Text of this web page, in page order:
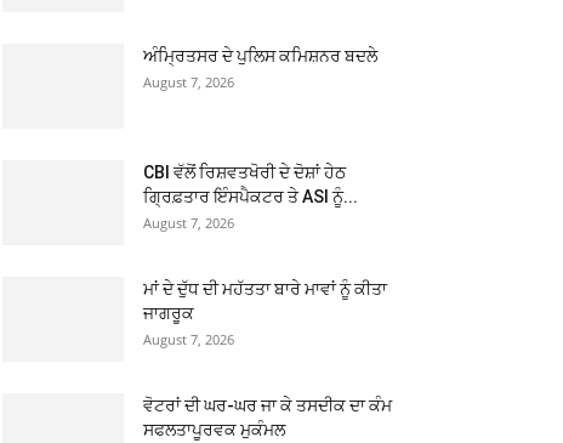
ਅੰਮ੍ਰਿਤਸਰ ਦੇ ਪੁਲਿਸ ਕਮਿਸ਼ਨਰ ਬਦਲੇ
August 7, 2026
CBI ਵੱਲੋਂ ਰਿਸ਼ਵਤਖੋਰੀ ਦੇ ਦੋਸ਼ਾਂ ਹੇਠ
ਗ੍ਰਿਫ਼ਤਾਰ ਇੰਸਪੈਕਟਰ ਤੇ ASI ਨੂੰ...
August 7, 2026
ਮਾਂ ਦੇ ਦੁੱਧ ਦੀ ਮਹੱਤਤਾ ਬਾਰੇ ਮਾਵਾਂ ਨੂੰ ਕੀਤਾ
ਜਾਗਰੂਕ
August 7, 2026
ਵੋਟਰਾਂ ਦੀ ਘਰ-ਘਰ ਜਾ ਕੇ ਤਸਦੀਕ ਦਾ ਕੰਮ
ਸਫਲਤਾਪੂਰਵਕ ਮੁਕੰਮਲ